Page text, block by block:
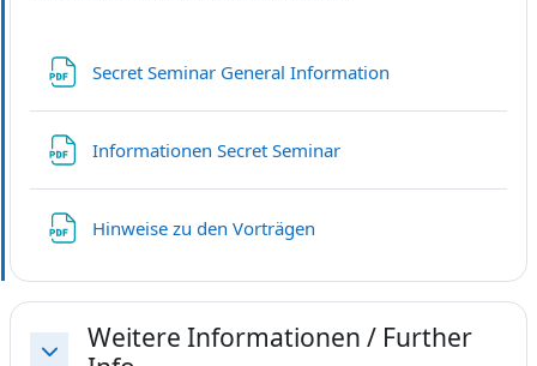
Secret Seminar General Information
Informationen Secret Seminar
Hinweise zu den Vorträgen
Weitere Informationen / Further